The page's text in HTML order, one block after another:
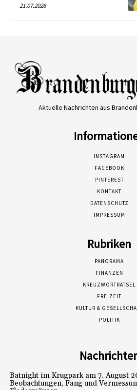
21.07.2026
Aktuelle Nachrichten aus
INSTAGRAM
FACEBOOK
PINTEREST
KONTAKT
DATENSCHUTZ
IMPRESSUM
Rubriken
PANORAMA
FINANZEN
KREUZWORTRÄTSEL
FREIZEIT
KULTUR &
POLITIK
Batnight im Krugpark am 7. August
Beobachtungen, Fang und